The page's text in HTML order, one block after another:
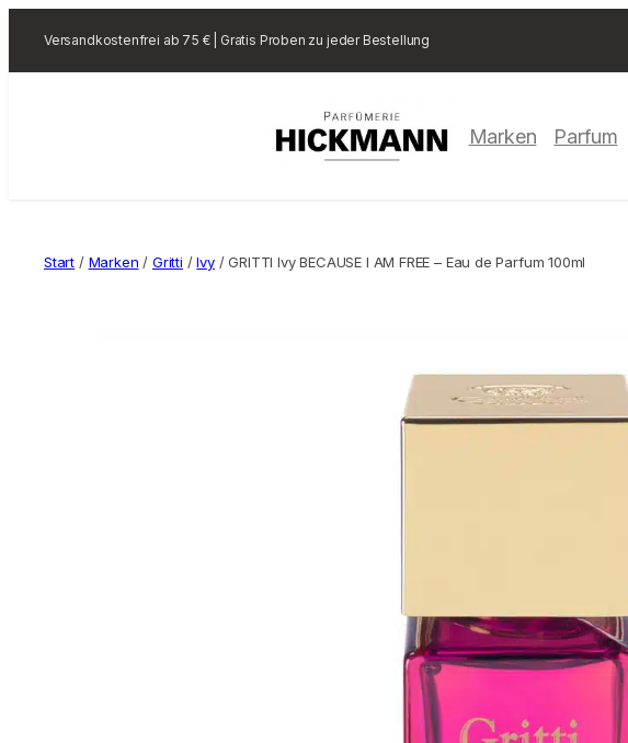
Versandkostenfrei ab 75 € | Gratis Proben zu jeder Bestellung
Marken Parfum
Start / Marken / Gritti /Ivy/ GRITTI Ivy BECAUSE I AM FREE – Eau de Parfum 100ml